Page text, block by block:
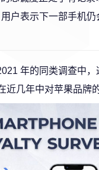
户表示下一部手机
年的同类调查中
近几年中对苹果品牌